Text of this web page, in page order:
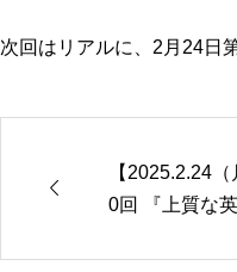
次回はリアルに、2月24日

【2025.2.24
0回 『上質な